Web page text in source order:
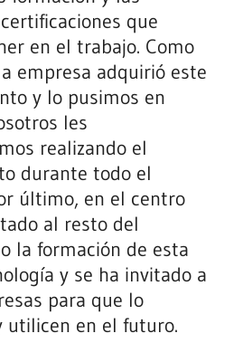
que
en el trabajo. Como
empresa adquirió este
y lo pusimos en
les
realizando el
durante todo el
último, en el centro
al resto del
la formación de esta
y se ha invitado a
para que lo
utilicen en el futuro.